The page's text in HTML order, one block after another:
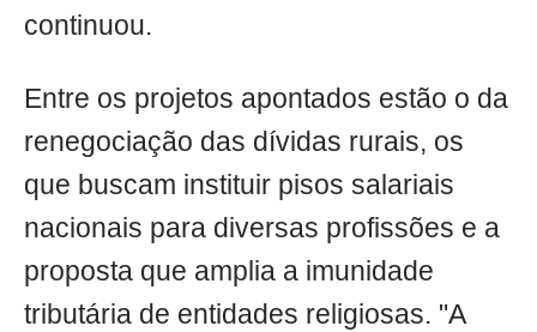
continuou.
Entre os projetos apontados estão o da
renegociação das dívidas rurais, os
que buscam instituir pisos salariais
nacionais para diversas profissões e a
proposta que amplia a imunidade
tributária de entidades religiosas. "A